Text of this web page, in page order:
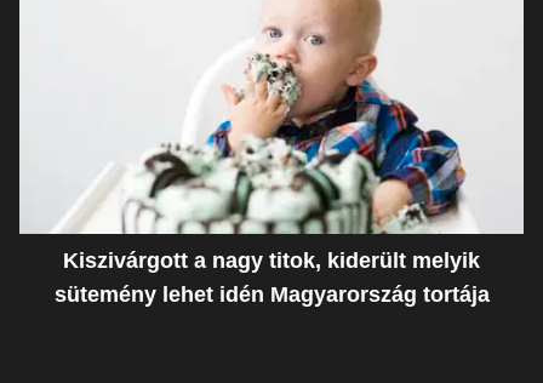
Kiszivárgott a nagy titok, kiderült melyik
sütemény lehet idén Magyarország tortája